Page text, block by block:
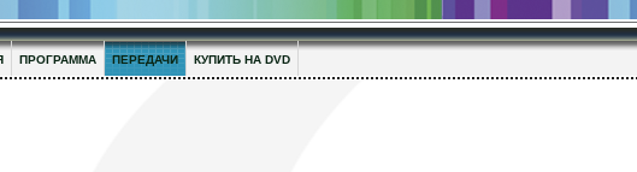
ПРОГРАММА ПЕРЕДАЧИ КУПИТЬ НА DVD